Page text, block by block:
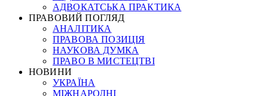
АДВОКАТСЬКА ПРАКТИКА
ПРАВОВИЙ ПОГЛЯД
АНАЛІТИКА
ПРАВОВА ПОЗИЦІЯ
НАУКОВА ДУМКА
ПРАВО В МИСТЕЦТВІ
НОВИНИ
УКРАЇНА
МІЖНАРОДНІ